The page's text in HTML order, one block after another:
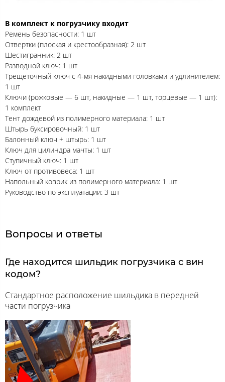
В комплект к погрузчику входит
Ремень безопасности: 1 шт
Отвертки (плоская и крестообразная): 2 шт
Шестигранник: 2 шт
Разводной ключ: 1 шт
Трещеточный ключ с 4-мя накидными головками и удлинителем:
1 шт
Ключи (рожковые — 6 шт, накидные — 1 шт, торцевые — 1 шт):
1 комплект
Тент дождевой из полимерного материала: 1 шт
Штырь буксировочный: 1 шт
Балонный ключ + штырь: 1 шт
Ключ для цилиндра мачты: 1 шт
Ступичный ключ: 1 шт
Ключ от противовеса: 1 шт
Напольный коврик из полимерного материала: 1 шт
Руководство по эксплуатации: 3 шт
Вопросы и ответы
Где находится шильдик погрузчика с вин
кодом?
Стандартное расположение шильдика в передней
части погрузчика